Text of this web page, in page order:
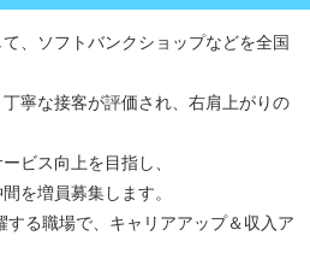
、ソフトバンクショップなどを全国
寧な接客が評価され、右肩上がりの
ビス向上を目指し、
を増員募集します。
る職場で、キャリアアップ＆収入ア